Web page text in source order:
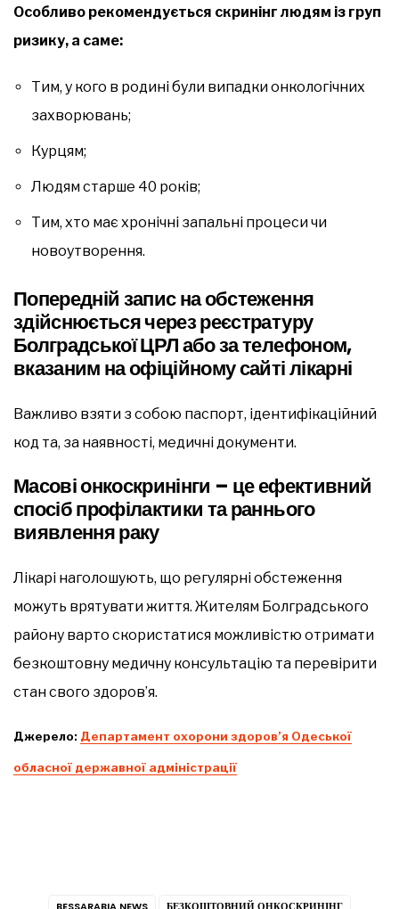
Особливо рекомендується скринінг людям із груп
ризику, а саме:
Тим, у кого в родині були випадки онкологічних
захворювань;
Курцям;
Людям старше 40 років;
Тим, хто має хронічні запальні процеси чи
новоутворення.
Попередній запис на обстеження
здійснюється через реєстратуру
Болградської ЦРЛ або за телефоном,
вказаним на офіційному сайті лікарні
Важливо взяти з собою паспорт, ідентифікаційний
код та, за наявності, медичні документи.
Масові онкоскринінги – це ефективний
спосіб профілактики та раннього
виявлення раку
Лікарі наголошують, що регулярні обстеження
можуть врятувати життя. Жителям Болградського
району варто скористатися можливістю отримати
безкоштовну медичну консультацію та перевірити
стан свого здоров’я.
Джерело: Департамент охорони здоров’я Одеської
обласної державної адміністрації